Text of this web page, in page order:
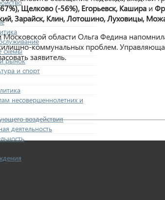
схемы
рынок
и спорт
несовершеннолетних и
воздействия
деятельность
Щелково (-56%), Егорьевск, Кашира и
Зарайск, Клин, Лотошино, Луховицы,
Московской области Ольга Федина
коммунальных проблем. Управляющая
заявитель.